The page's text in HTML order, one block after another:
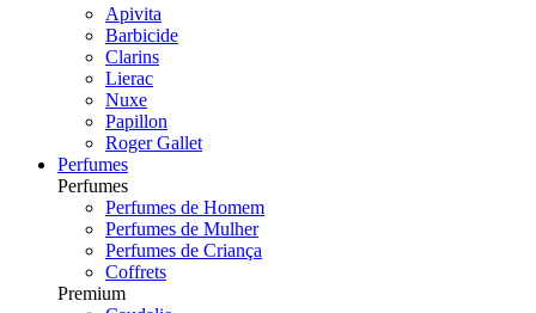
Apivita
Barbicide
Clarins
Lierac
Nuxe
Papillon
Roger Gallet
Perfumes
Perfumes
Perfumes de Homem
Perfumes de Mulher
Perfumes de Criança
Coffrets
Premium